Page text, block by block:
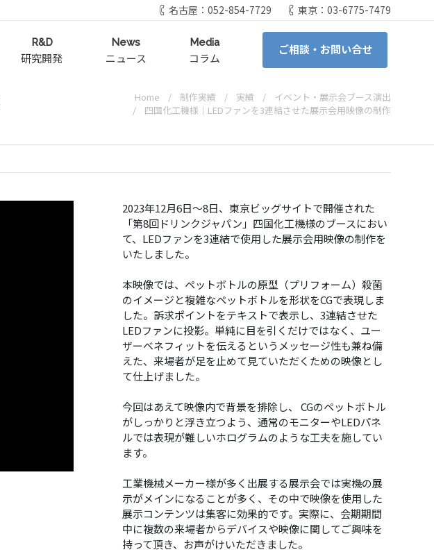
名古屋：052-854-7729 東京：03-6775-7479
R&D
研究開発
News
ニュース
Media
コラム
ご相談・お問い合せ
Home 制作実績 実績
イベント・展示会ブース演出
四国化工機様｜LEDファンを3連結させた展示会用映像の制作
2023年12月6日～8日、東京ビッグサイトで開催された
「第8回ドリンクジャパン」四国化工機様のブースにおい
て、LEDファンを3連結で使用した展示会用映像の制作を
いたしました。
本映像では、ペットボトルの原型（プリフォーム）殺菌
のイメージと複雑なペットボトルを形状をCGで表現しま
した。訴求ポイントをテキストで表示し、3連結させた
LEDファンに投影。単純に目を引くだけではなく、ユー
ザーベネフィットを伝えるというメッセージ性も兼ね備
えた、来場者が足を止めて見ていただくための映像とし
て仕上げました。
今回はあえて映像内で背景を排除し、 CGのペットボトル
がしっかりと浮き立つよう、通常のモニターやLEDパネ
ルでは表現が難しいホログラムのような工夫を施してい
ます。
工業機械メーカー様が多く出展する展示会では実機の展
示がメインになることが多く、その中で映像を使用した
展示コンテンツは集客に効果的です。実際に、会期期間
中に複数の来場者からデバイスや映像に関してご興味を
持って頂き、お声がけいただきました。